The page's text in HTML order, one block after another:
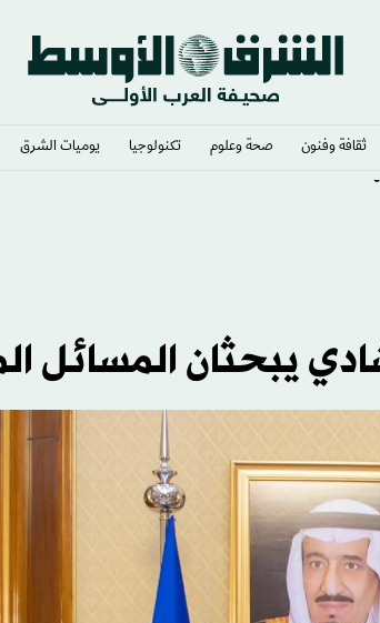
ثقافة وفنون صحة وعلوم تكنولوجيا يوميات الشرق​
يبحثان المسائل